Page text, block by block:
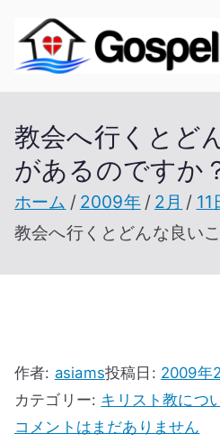
を
キ
ッ
プ
教会へ行くとど
があるのですか
ホーム 2009年 2月
11
教会へ行くとどんな良い
作者: asiams投稿日: 2009年
カテゴリー: キリスト教につ
教
コメントはまだありません